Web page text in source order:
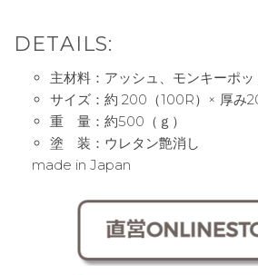
DETAILS:
主材料：アッシュ、モンキーポ
サイズ：約 200（100R）× 厚み
重 量：約500（ｇ）
塗 装：ウレタン艶消し
made in Japan